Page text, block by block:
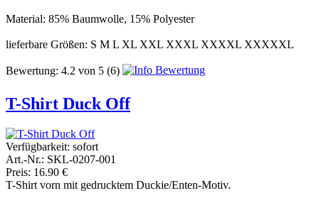
Material: 85% Baumwolle, 15% Polyester
lieferbare Größen: S M L XL XXL XXXL XXXXL XXXXXL
Bewertung: 4.2 von 5 (6)
T-Shirt Duck Off
Verfügbarkeit: sofort
Art.-Nr.: SKL-0207-001
Preis: 16.90 €
T-Shirt vorn mit gedrucktem Duckie/Enten-Motiv.